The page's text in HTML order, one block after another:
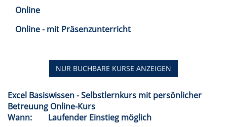
Online
Online - mit Präsenzunterricht
NUR BUCHBARE KURSE ANZEIGEN
Excel Basiswissen - Selbstlernkurs mit persönlicher
Betreuung Online-Kurs
Wann:
Laufender Einstieg möglich